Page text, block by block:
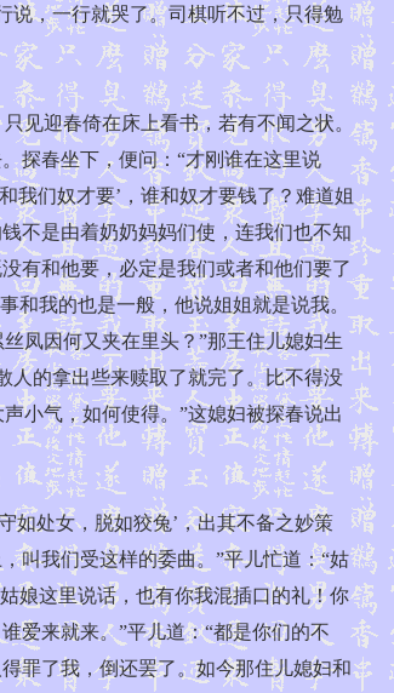
说，一行就哭了。司棋听不过，只得勉
迎春倚在床上看书，若有不闻之状。
探春坐下，便问：“才刚谁在这里说
我们奴才要’，谁和奴才要钱了？难道姐
不是由着奶奶妈妈们使，连我们也不知
有和他要，必定是我们或者和他们要了
和我的也是一般，他说姐姐就是说我。
凤因何又夹在里头？”那王住儿媳妇生
人的拿出些来赎取了就完了。比不得没
小气，如何使得。”这媳妇被探春说出
处女，脱如狡兔’，出其不备之妙策
叫我们受这样的委曲。”平儿忙道：“姑
娘这里说话，也有你我混插口的礼！你
爱来就来。”平儿道：“都是你们的不
罪了我，倒还罢了。如今那住儿媳妇和